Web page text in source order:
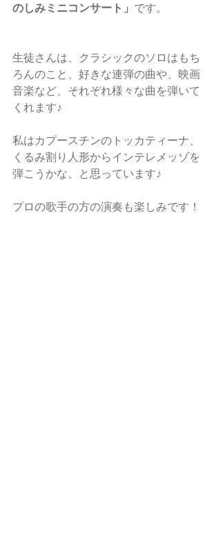
のしみミニコンサート」 です。
生徒さんは、クラシックのソロはもち
ろんのこと、好きな連弾の曲や、映画
音楽など、それぞれ様々な曲を弾いて
くれます♪
私はカプースチンのトッカティーナ、
くるみ割り人形からインテレメッゾを
弾こうかな、と思っています♪
プロの歌手の方の演奏も楽しみです！